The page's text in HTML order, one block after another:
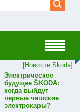
[Новости Skoda]
Электрическое
будущее ŠKODA:
когда выйдут
первые чешские
электрокары?